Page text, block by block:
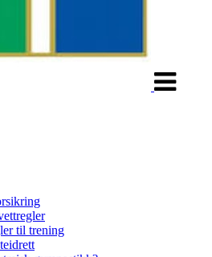
til trening